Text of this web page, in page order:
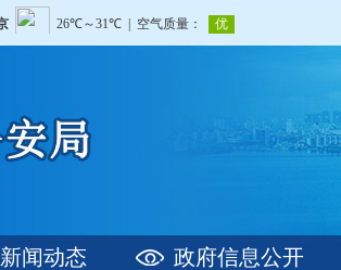
新闻动态 政府信息公开